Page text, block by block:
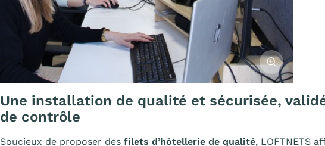
Afficher
Une installation de qualité et sécurisée,
de contrôle
Soucieux de proposer des filets d’hôtellerie de qualité, LOFTNETS